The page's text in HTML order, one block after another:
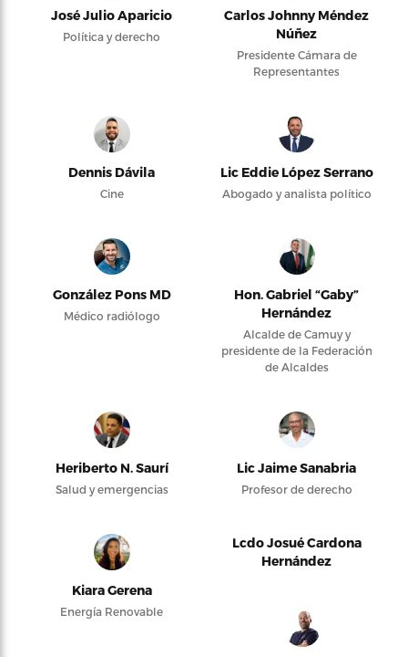
José Julio Aparicio
Política y derecho
Carlos Johnny Méndez
Núñez
Presidente Cámara de
Representantes
Dennis Dávila
Cine
Lic Eddie López Serrano
Abogado y analista político
González Pons MD
Médico radiólogo
Hon. Gabriel “Gaby”
Hernández
Alcalde de Camuy y
presidente de la Federación
de Alcaldes
Heriberto N. Saurí
Salud y emergencias
Lic Jaime Sanabria
Profesor de derecho
Kiara Gerena
Energía Renovable
Lcdo Josué Cardona
Hernández